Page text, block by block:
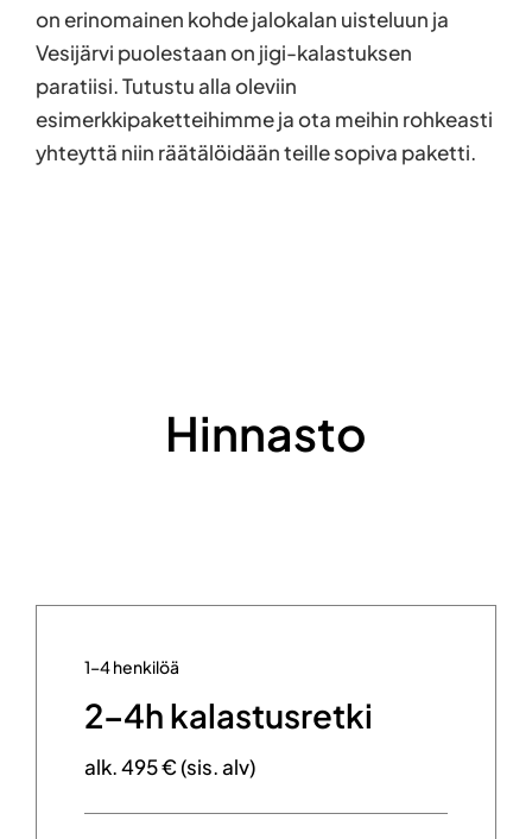
on erinomainen kohde jalokalan uisteluun ja
Vesijärvi puolestaan on jigi-kalastuksen
paratiisi. Tutustu alla oleviin
esimerkkipaketteihimme ja ota meihin rohkeasti
yhteyttä niin räätälöidään teille sopiva paketti.
Hinnasto
1–4 henkilöä
2–4h kalastusretki
alk. 495 € (sis. alv)